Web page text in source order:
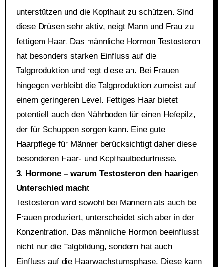
unterstützen und die Kopfhaut zu schützen. Sind
diese Drüsen sehr aktiv, neigt Mann und Frau zu
fettigem Haar. Das männliche Hormon Testosteron
hat besonders starken Einfluss auf die
Talgproduktion und regt diese an. Bei Frauen
hingegen verbleibt die Talgproduktion zumeist auf
einem geringeren Level. Fettiges Haar bietet
potentiell auch den Nährboden für einen Hefepilz,
der für Schuppen sorgen kann. Eine gute
Haarpflege für Männer berücksichtigt daher diese
besonderen Haar- und Kopfhautbedürfnisse.
3. Hormone – warum Testosteron den haarigen
Unterschied macht
Testosteron wird sowohl bei Männern als auch bei
Frauen produziert, unterscheidet sich aber in der
Konzentration. Das männliche Hormon beeinflusst
nicht nur die Talgbildung, sondern hat auch
Einfluss auf die Haarwachstumsphase. Diese kann